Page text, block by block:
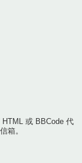
或 BBCode 代
箱。